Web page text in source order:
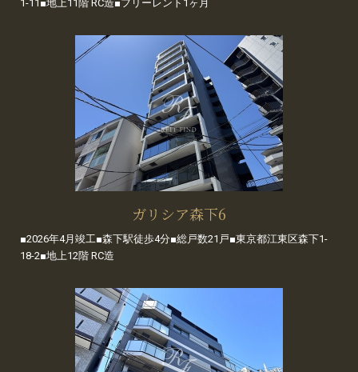
1-11■地上11階 RC造■フリーレント1ヶ月
ガリシア森下6
■2026年4月竣工■森下駅徒歩4分■総戸数21戸■東京都江東区森下1-
18-2■地上12階 RC造